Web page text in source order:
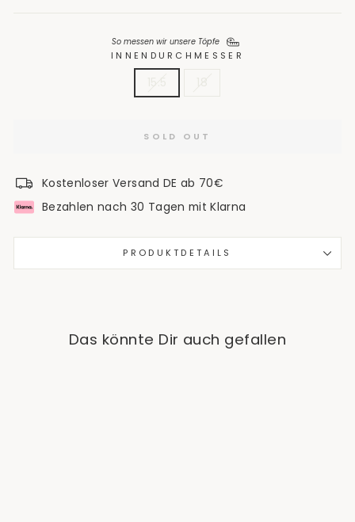
So messen wir unsere Töpfe
INNENDURCHMESSER
SOLD OUT
Kostenloser Versand DE ab 70€
Bezahlen nach 30 Tagen mit Klarna
PRODUKTDETAILS
Das könnte Dir auch gefallen